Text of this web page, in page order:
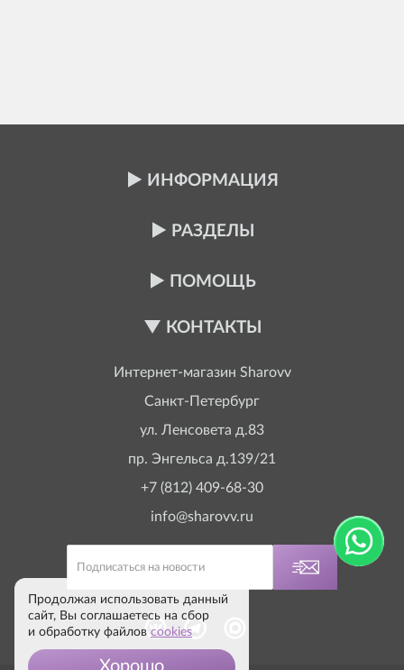
ИНФОРМАЦИЯ
РАЗДЕЛЫ
ПОМОЩЬ
КОНТАКТЫ
Интернет-магазин Sharovv
Санкт-Петербург
ул. Ленсовета д.83
пр. Энгельса д.139/21
+7 (812) 409-68-30
info@sharovv.ru
Продолжая использовать данный
сайт, Вы соглашаетесь на сбор
и обработку файлов cookies
Хорошо